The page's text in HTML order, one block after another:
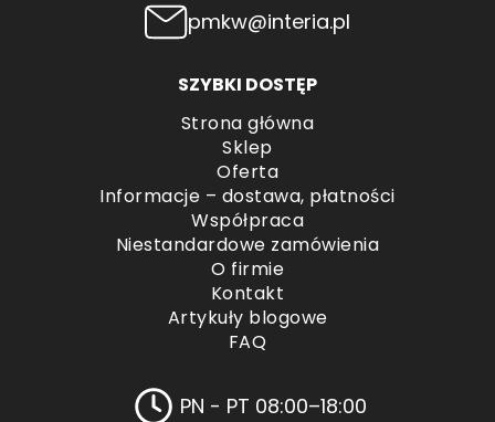
pmkw@interia.pl
SZYBKI DOSTĘP
Strona główna
Sklep
Oferta
Informacje – dostawa, płatności
Współpraca
Niestandardowe zamówienia
O firmie
Kontakt
Artykuły blogowe
FAQ
PN - PT 08:00–18:00